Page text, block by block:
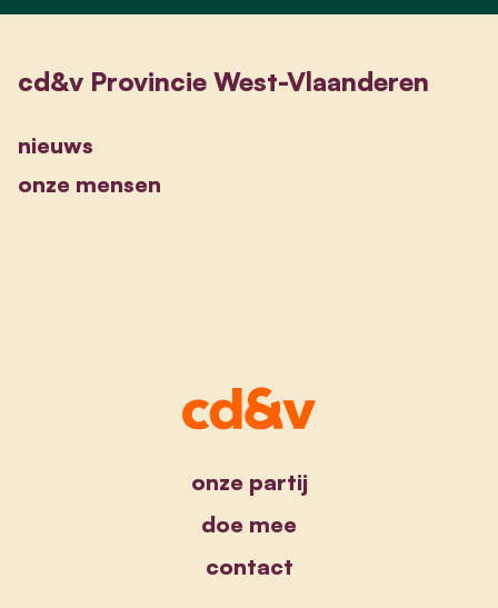
cd&v Provincie West-Vlaanderen
nieuws
onze mensen
onze partij
doe mee
contact